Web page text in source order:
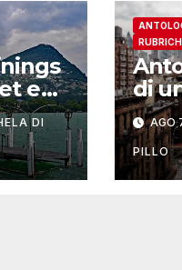
e
DI
di
AGO
PILLO